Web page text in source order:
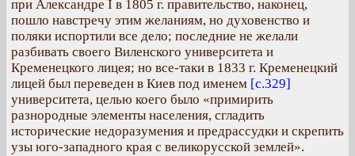
при Александре I в 1805 г. правительство, наконец,
пошло навстречу этим желаниям, но духовенство и
поляки испортили все дело; последние не желали
разбивать своего Виленского университета и
Кременецкого лицея; но все-таки в 1833 г. Кременецкий
лицей был переведен в Киев под именем [с.329]
университета, целью коего было «примирить
разнородные элементы населения, сгладить
исторические недоразумения и предрассудки и скрепить
узы юго-западного края с великорусской землей».